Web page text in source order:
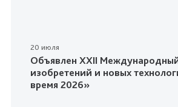
20 июля
Объявлен XXII
изобретений и новых
время 2026»